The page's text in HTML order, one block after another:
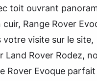
toit ouvrant
cuir, Range Rover
votre visite sur le site,
Land Rover Rodez,
Rover Evoque